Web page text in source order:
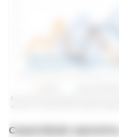
Evolução dos casos positivos, capturas e
zonas I e II. Fonte: 333 com base em dados
Capacidade operativa